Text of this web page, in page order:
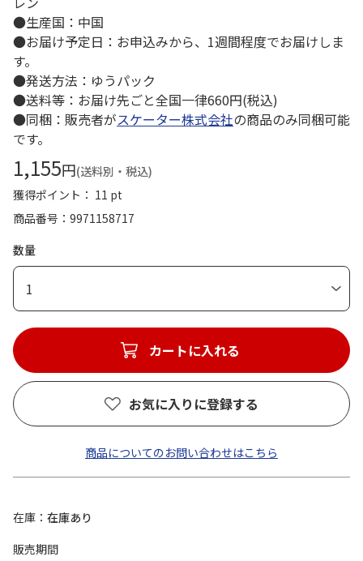
●生産国：中国
●お届け予定日：お申込みから、1週間程度でお届けしま
す。
●発送方法：ゆうパック
●送料等：お届け先ごと全国一律660円(税込)
●同梱：販売者がスケーター株式会社の商品のみ同梱可能
です。
1,155円(送料別・税込)
獲得ポイント： 11 pt
商品番号
9971158717
数量
1
カートに入れる
お気に入りに登録する
商品についてのお問い合わせはこちら
在庫
在庫あり
販売期間